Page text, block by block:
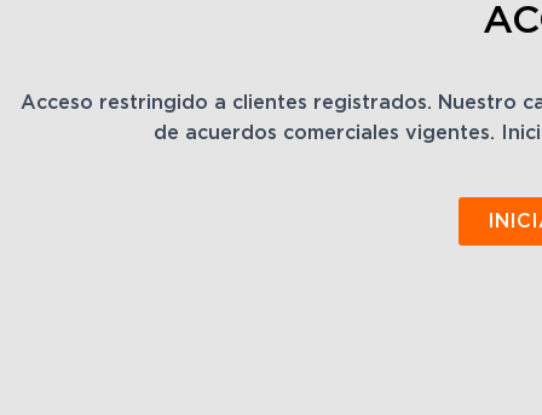
Acceso restringido a clientes registrados. Nuestro
de acuerdos comerciales vigentes.